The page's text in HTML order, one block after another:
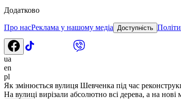
Додатково
Про насРеклама у нашому медіа Доступність
ua
en
pl
Як змінюється вулиця Шевченка під час
На вулиці вирізали абсолютно всі дерева, а на нові